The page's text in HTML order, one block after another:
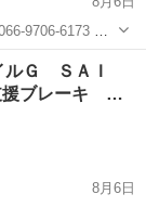
Ｇ ＳＡＩ
ブレーキ …
8月6日